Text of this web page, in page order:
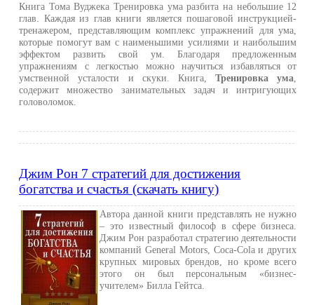
Книга Тома Вуджека Тренировка ума разбита на небольшие 12
глав. Каждая из глав книги является пошаговой инструкцией-
тренажером, представляющим комплекс упражнений для ума,
которые помогут вам с наименьшими усилиями и наибольшим
эффектом развить свой ум. Благодаря предложенным
упражнениям с легкостью можно научиться избавляться от
умственной усталости и скуки. Книга,Тренировка ума
содержит множество занимательных задач и интригующих
головоломок.
Джим Рон 7 стратегий для достижения
богатства и счастья (скачать книгу)
Автора данной книги представлять не нужно
– это известный философ в сфере бизнеса.
Джим Рон разработал стратегию деятельности
компаний General Motors, Coca-Cola и других
крупных мировых брендов, но кроме всего
этого он был персональным «бизнес-
учителем» Билла Гейтса.